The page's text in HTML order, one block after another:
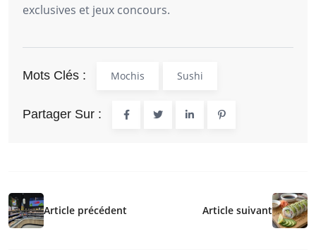
exclusives et jeux concours.
Mots Clés : Mochis Sushi
Partager Sur :
Article précédent Article suivant